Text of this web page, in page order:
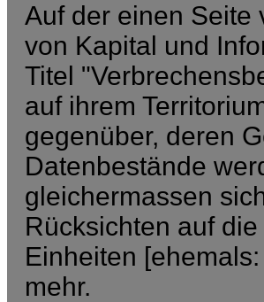
Auf der einen Seite
von Kapital und
Titel
auf ihrem
gegenüber, deren
Datenbestände
gleichermassen
Rücksichten auf
Einheiten
mehr.